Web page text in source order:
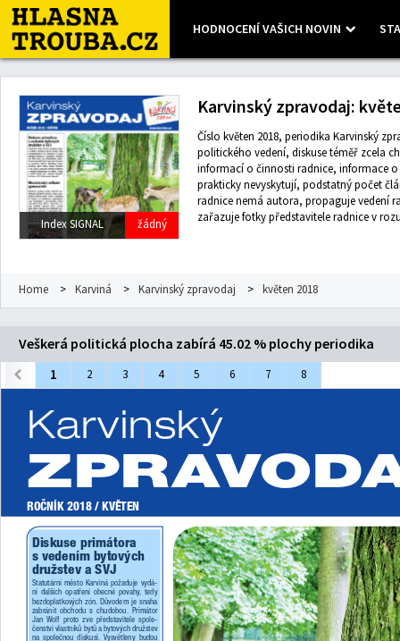
HODNOCENÍ VAŠICH NOVIN
Leaflet| Map data ©OpenStreetMap contributors, Imagery © Mapbox
Index SIGNAL žádný
Karvinský zpravodaj:
Číslo květen 2018, periodika Karvinský
politického vedení, diskuse téměř zcela
informací o činnosti radnice, informace
prakticky nevyskytují, podstatný počet
radnice nemá autora, propaguje vedení
zařazuje fotky představitele radnice v
Home > Karviná > Karvinský zpravodaj > květen 2018
Veškerá politická plocha zabírá 45.02 % plochy periodika
1
2 3 4 5 6 7 8